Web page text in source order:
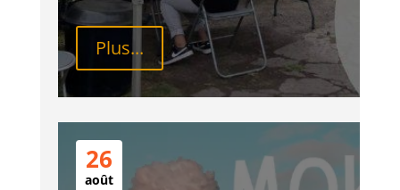
Plus...
26
août